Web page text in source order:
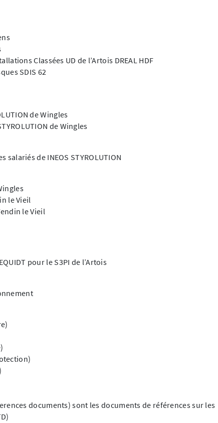
Classées UD de l’Artois DREAL HDF
SDIS 62
de Wingles
de Wingles
salariés de INEOS STYROLUTION
le Vieil
le Vieil
pour le S3PI de l’Artois
documents) sont les documents de références sur les